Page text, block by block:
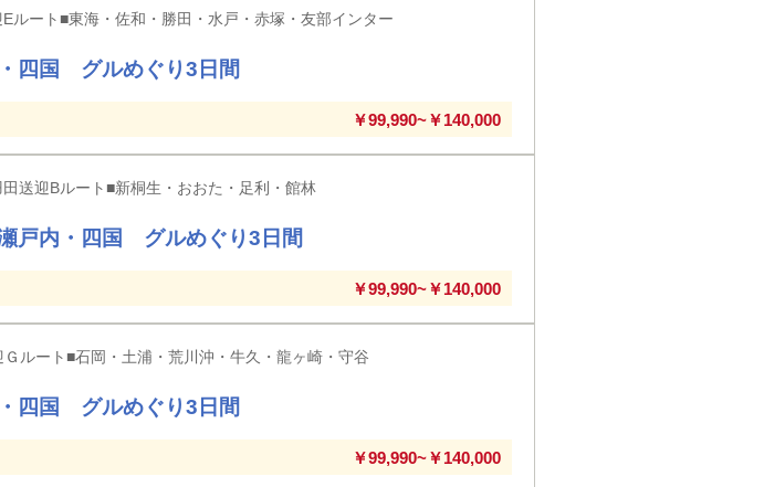
ルート■東海・佐和・勝田・水戸・赤塚・友部インター
・四国 グルめぐり3日間
￥99,990~￥140,000
送迎Bルート■新桐生・おおた・足利・館林
戸内・四国 グルめぐり3日間
￥99,990~￥140,000
ルート■石岡・土浦・荒川沖・牛久・龍ヶ崎・守谷
・四国 グルめぐり3日間
￥99,990~￥140,000